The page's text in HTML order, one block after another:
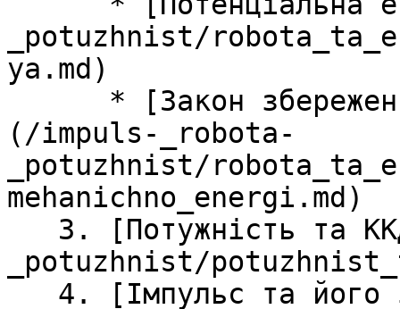
_potuzhnist/
ya.md)
(/impuls-_robota-
_potuzhnist/
mehanichno_energi.md)
_potuzhnist/